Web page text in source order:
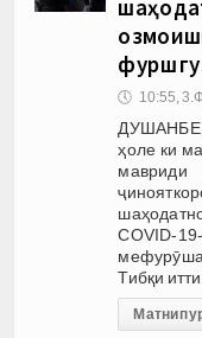
фурӯш
🕔 10:55,
ҳоле ки
COVID-
Тибқи
Матни